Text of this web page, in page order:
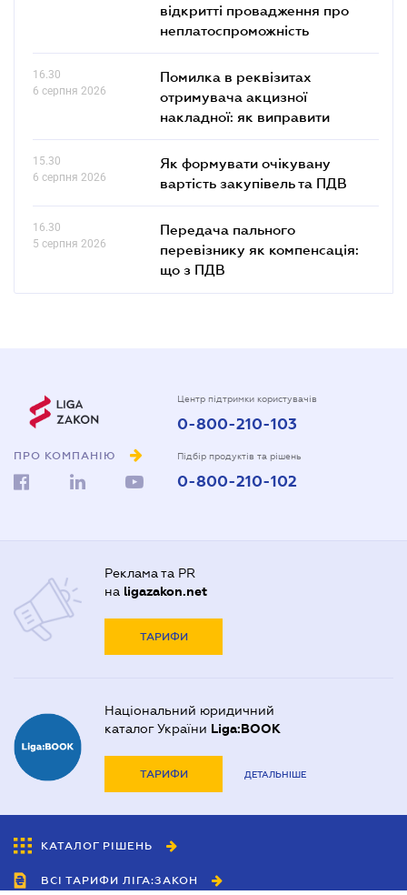
відкритті провадження про
неплатоспроможність
16.30
6 серпня 2026
Помилка в реквізитах
отримувача акцизної
накладної: як виправити
15.30
6 серпня 2026
Як формувати очікувану
вартість закупівель та ПДВ
16.30
5 серпня 2026
Передача пального
перевізнику як компенсація:
що з ПДВ
ПРО КОМПАНІЮ
Центр підтримки користувачів
0-800-210-103
Підбір продуктів та рішень
0-800-210-102
Реклама та PR
на ligazakon.net
ТАРИФИ
Національний юридичний
каталог України Liga:BOOK
ТАРИФИ ДЕТАЛЬНІШЕ
КАТАЛОГ РІШЕНЬ
ВСІ ТАРИФИ ЛІГА:ЗАКОН